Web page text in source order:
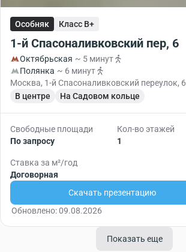
Особняк Класс B+
1-й Спасоналивковский пер, 6
Октябрьская ~ 5 минут
Полянка ~ 6 минут
Москва, 1-й Спасоналивковский переулок, 6
В центре
На Садовом кольце
Свободные площади
По запросу
Кол-во этажей
1
Ставка за м²/год
Договорная
Скачать презентацию
Обновлено: 09.08.2026
Показать еще